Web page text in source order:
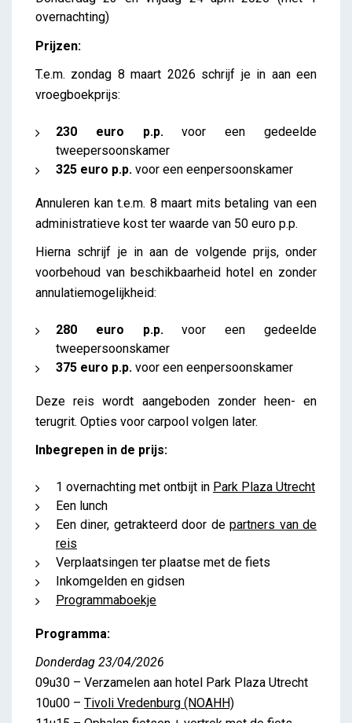
overnachting)
Prijzen:
T.e.m. zondag 8 maart 2026 schrijf je in aan een
vroegboekprijs:
230 euro p.p.voor een gedeelde
tweepersoonskamer
325 euro p.p. voor een eenpersoonskamer
Annuleren kan t.e.m. 8 maart mits betaling van een
administratieve kost ter waarde van 50 euro p.p.
Hierna schrijf je in aan de volgende prijs, onder
voorbehoud van beschikbaarheid hotel en zonder
annulatiemogelijkheid:
280 euro p.p.voor een gedeelde
tweepersoonskamer
375 euro p.p. voor een eenpersoonskamer
Deze reis wordt aangeboden zonder heen- en
terugrit. Opties voor carpool volgen later.
Inbegrepen in de prijs:
1 overnachting met ontbijt in Park Plaza Utrecht
Een lunch
Een diner, getrakteerd door departners van de
reis
Verplaatsingen ter plaatse met de fiets
Inkomgelden en gidsen
Programmaboekje
Programma:
Donderdag 23/04/2026
09u30 – Verzamelen aan hotel Park Plaza Utrecht
10u00 – Tivoli Vredenburg (NOAHH)